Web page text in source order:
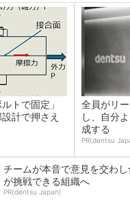
トで固定」
計で押さえ
全員がリ
し、自分
成する
PR(dentsu
チームが本音で意見を交わ
が挑戦できる組織へ
PR(dentsu Japan)